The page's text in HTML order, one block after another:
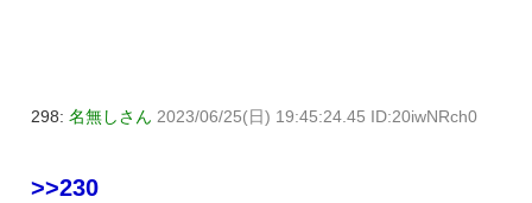
298: 名無しさん 2023/06/25(日) 19:45:24.45 ID:20iwNRch0
>>230